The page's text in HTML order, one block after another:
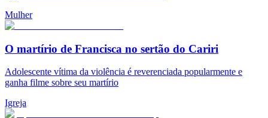
Mulher
O martírio de Francisca no sertão do Cariri
Adolescente vítima da violência é reverenciada popularmente e
ganha filme sobre seu martírio
Igreja